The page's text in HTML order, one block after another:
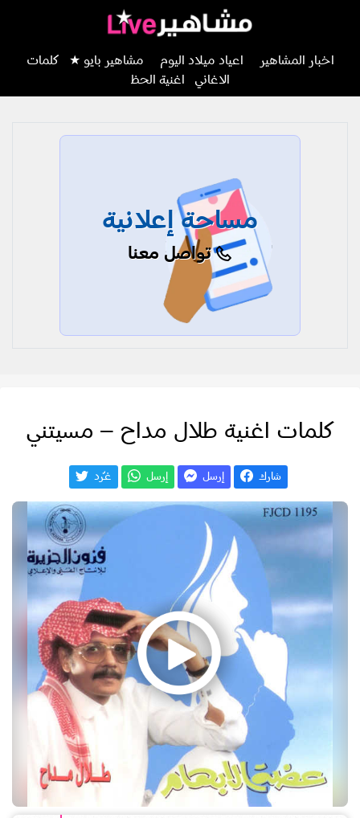
اخبار المشاهير اعياد ميلاد اليوم مشاهير بايو ★
كلمات
الاغاني
اغنية الحظ
مساحة إعلانية
تواصل معنا
كلمات اغنية طلال مداح – مسيتني
شارك إرسل إرسل غـّرد